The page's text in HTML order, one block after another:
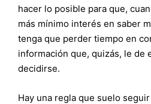
hacer lo posible para que,
más mínimo interés en saber
tenga que perder tiempo en
información que, quizás, le de
decidirse.
Hay una regla que suelo